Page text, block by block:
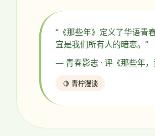
“《那些年》定义了华语青
宜是我们所有人的暗恋。”
— 青春影志 · 评《那些年，
🍋 青柠漫谈